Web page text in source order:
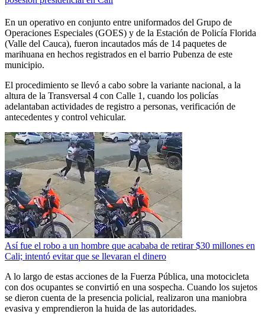
En un operativo en conjunto entre uniformados del Grupo de
Operaciones Especiales (GOES) y de la Estación de Policía Florida
(Valle del Cauca), fueron incautados más de 14 paquetes de
marihuana en hechos registrados en el barrio Pubenza de este
municipio.
El procedimiento se llevó a cabo sobre la variante nacional, a la
altura de la Transversal 4 con Calle 1, cuando los policías
adelantaban actividades de registro a personas, verificación de
antecedentes y control vehicular.
Así fue el robo a un hombre que acababa de retirar $30 millones en
Cali; intentó evitar que se llevaran el dinero
A lo largo de estas acciones de la Fuerza Pública, una motocicleta
con dos ocupantes se convirtió en una sospecha. Cuando los sujetos
se dieron cuenta de la presencia policial, realizaron una maniobra
evasiva y emprendieron la huida de las autoridades.